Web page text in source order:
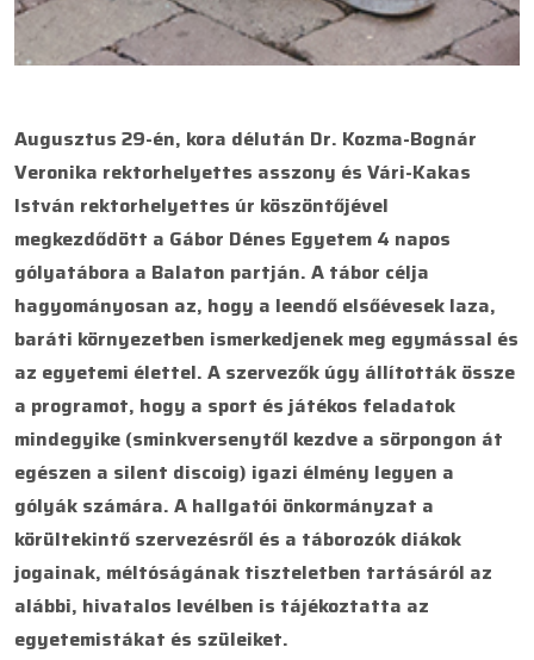
Augusztus 29-én, kora délután Dr. Kozma-Bognár
Veronika rektorhelyettes asszony és Vári-Kakas
István rektorhelyettes úr köszöntőjével
megkezdődött a Gábor Dénes Egyetem 4 napos
gólyatábora a Balaton partján. A tábor célja
hagyományosan az, hogy a leendő elsőévesek laza,
baráti környezetben ismerkedjenek meg egymással és
az egyetemi élettel. A szervezők úgy állították össze
a programot, hogy a sport és játékos feladatok
mindegyike (sminkversenytől kezdve a sörpongon át
egészen a silent discoig) igazi élmény legyen a
gólyák számára. A hallgatói önkormányzat a
körültekintő szervezésről és a táborozók diákok
jogainak, méltóságának tiszteletben tartásáról az
alábbi, hivatalos levélben is tájékoztatta az
egyetemistákat és szüleiket.